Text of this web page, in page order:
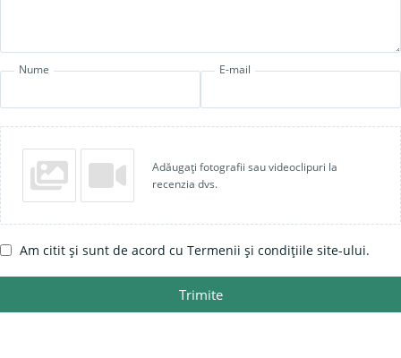
Nume E-mail
Adăugați fotografii sau videoclipuri la
recenzia dvs.
Am citit și sunt de acord cu Termenii și condițiile site-ului.
Trimite